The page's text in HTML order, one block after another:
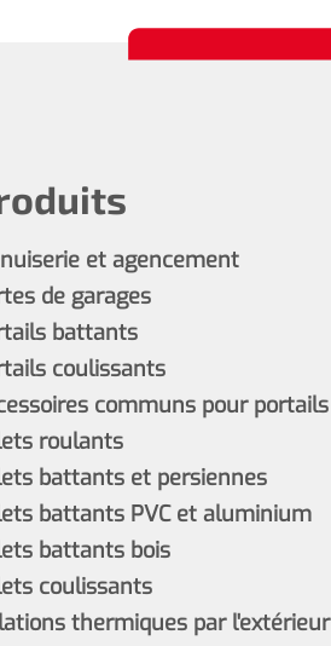
et agencement
de garages
battants
coulissants
communs pour portails
roulants
battants et persiennes
battants PVC et aluminium
battants bois
coulissants
thermiques par l'extérieur